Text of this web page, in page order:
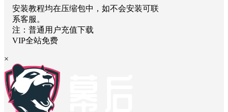
安装教程均在压缩包中，如不会安装可联
系客服。
注：普通用户充值下载
VIP全站免费
×